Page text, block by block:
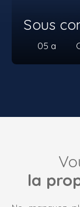
Sous
05 a
la